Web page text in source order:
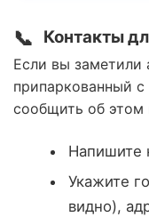
📞 Контакты
Если вы заметили
припаркованный
сообщить об этом
Напишите
Укажите
видно),